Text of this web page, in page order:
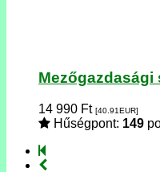
Mezőgazdasági
14 990 Ft [40.91EUR]
Hűségpont: 149